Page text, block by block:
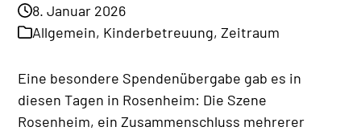
8. Januar 2026
Allgemein, Kinderbetreuung,Zeitraum
Eine besondere Spendenübergabe gab es in
diesen Tagen in Rosenheim: Die Szene
Rosenheim, ein Zusammenschluss mehrerer